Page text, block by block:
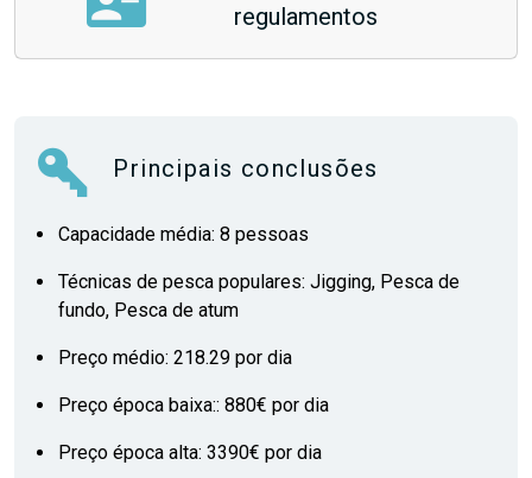
regulamentos
Principais conclusões
Capacidade média: 8 pessoas
Técnicas de pesca populares: Jigging, Pesca de
fundo, Pesca de atum
Preço médio: 218.29 por dia
Preço época baixa:: 880€ por dia
Preço época alta: 3390€ por dia